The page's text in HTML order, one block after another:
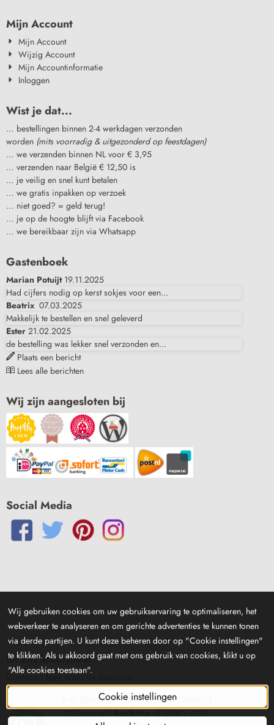
Mijn Account
Mijn Account
Wijzig Account
Mijn Accountinformatie
Inloggen
Wist je dat...
… bestellingen binnen 2-4 werkdagen verzonden
worden (mits voorradig & uitgezonderd op feestdagen)
… we verzenden binnen NL voor € 3,95
… verzenden naar België € 12,50 is
… je veilig en snel kunt betalen
… we gratis inpakken op verzoek
… niet goed? = geld terug!
… je op de hoogte blijft via Facebook
… we bereikbaar zijn via Whatsapp
Gastenboek
Marian Potuijt 19.11.2025
Had cijfers nodig op kerst sokjes voor een...
Beatrix 07.03.2025
Makkelijk te bestellen en snel geleverd
Ester 21.02.2025
de bestelling was lekker snel verzonden en...
Plaats een bericht
Lees alle berichten
Wij zijn aangesloten bij
Social Media
Gratis kleurplaat
Downloadhiergratis de kleurplaat
KvK: 09183029 - Btw: NL001833909N24
© CopyrightBenIkHip.nl2008 -2026
Wij gebruiken cookies om uw gebruikservaring te optimaliseren, het
webverkeer te analyseren en om gerichte advertenties te kunnen tonen
via derde partijen. U kunt deze beheren door op "Cookie instellingen"
te klikken. Als u akkoord gaat met ons gebruik van cookies, klikt u op
"Alle cookies toestaan".
Cookie instellingen